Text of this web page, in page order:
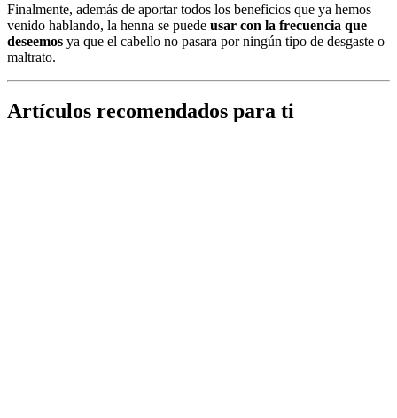
Finalmente, además de aportar todos los beneficios que ya hemos
venido hablando, la henna se puede usar con la frecuencia que
deseemos ya que el cabello no pasara por ningún tipo de desgaste o
maltrato.
Artículos recomendados para ti